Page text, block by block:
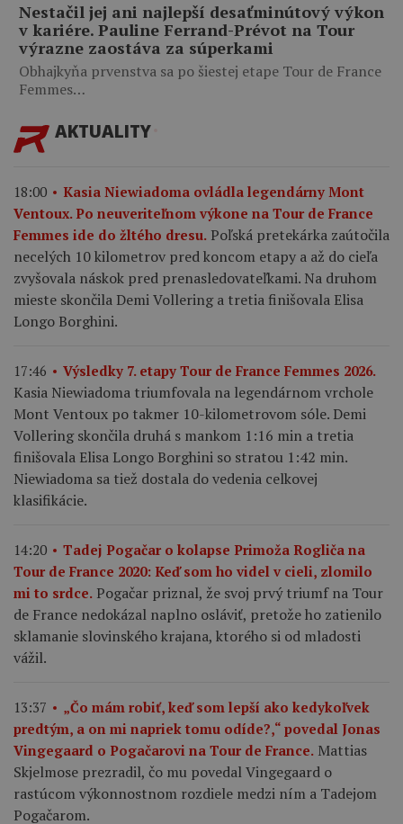
Nestačil jej ani najlepší desaťminútový výkon
v kariére. Pauline Ferrand-Prévot na Tour
výrazne zaostáva za súperkami
Obhajkyňa prvenstva sa po šiestej etape Tour de France
Femmes…
AKTUALITY
18:00
Kasia Niewiadoma ovládla legendárny Mont
Ventoux. Po neuveriteľnom výkone na Tour de France
Femmes ide do žltého dresu. Poľská pretekárka zaútočila
necelých 10 kilometrov pred koncom etapy a až do cieľa
zvyšovala náskok pred prenasledovateľkami. Na druhom
mieste skončila Demi Vollering a tretia finišovala Elisa
Longo Borghini.
17:46 Výsledky 7. etapy Tour de France Femmes 2026.
Kasia Niewiadoma triumfovala na legendárnom vrchole
Mont Ventoux po takmer 10-kilometrovom sóle. Demi
Vollering skončila druhá s mankom 1:16 min a tretia
finišovala Elisa Longo Borghini so stratou 1:42 min.
Niewiadoma sa tiež dostala do vedenia celkovej
klasifikácie.
14:20
Tadej Pogačar o kolapse Primoža Rogliča na
Tour de France 2020: Keď som ho videl v cieli, zlomilo
mi to srdce. Pogačar priznal, že svoj prvý triumf na Tour
de France nedokázal naplno osláviť, pretože ho zatienilo
sklamanie slovinského krajana, ktorého si od mladosti
vážil.
13:37
„Čo mám robiť, keď som lepší ako kedykoľvek
predtým, a on mi napriek tomu odíde?,“ povedal Jonas
Vingegaard o Pogačarovi na Tour de France. Mattias
Skjelmose prezradil, čo mu povedal Vingegaard o
rastúcom výkonnostnom rozdiele medzi ním a Tadejom
Pogačarom.